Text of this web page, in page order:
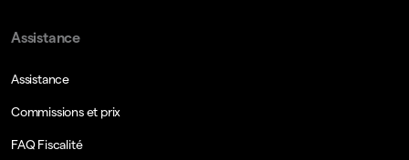
Assistance
Assistance
Commissions et prix
FAQ Fiscalité